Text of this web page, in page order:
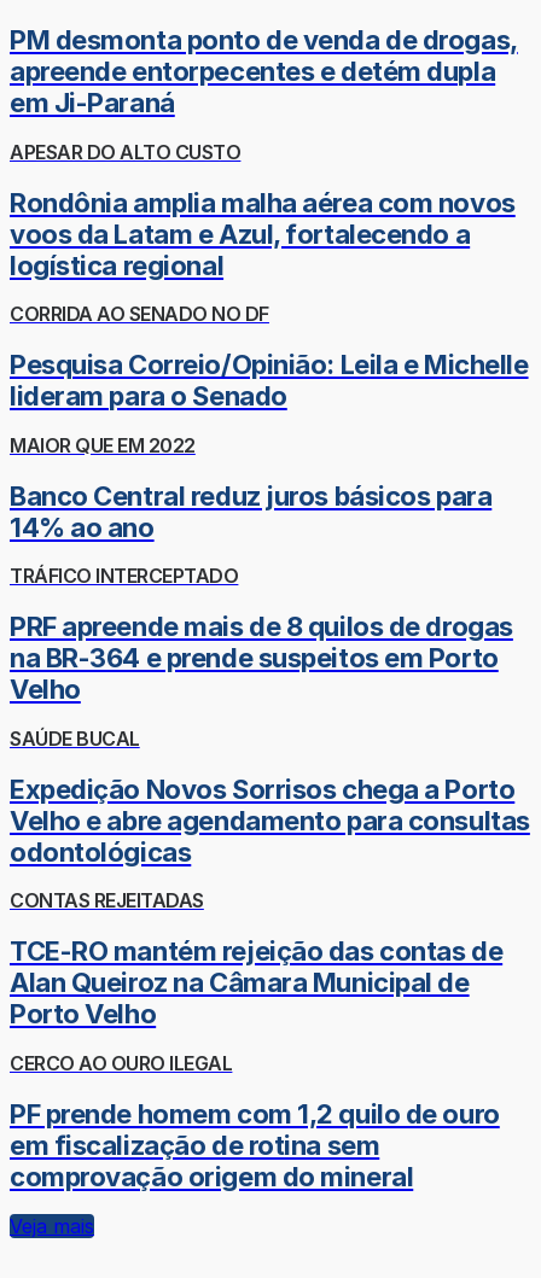
PM desmonta ponto de venda de drogas,
apreende entorpecentes e detém dupla
em Ji-Paraná
APESAR DO ALTO CUSTO
Rondônia amplia malha aérea com novos
voos da Latam e Azul, fortalecendo a
logística regional
CORRIDA AO SENADO NO DF
Pesquisa Correio/Opinião: Leila e Michelle
lideram para o Senado
MAIOR QUE EM 2022
Banco Central reduz juros básicos para
14% ao ano
TRÁFICO INTERCEPTADO
PRF apreende mais de 8 quilos de drogas
na BR-364 e prende suspeitos em Porto
Velho
SAÚDE BUCAL
Expedição Novos Sorrisos chega a Porto
Velho e abre agendamento para consultas
odontológicas
CONTAS REJEITADAS
TCE-RO mantém rejeição das contas de
Alan Queiroz na Câmara Municipal de
Porto Velho
CERCO AO OURO ILEGAL
PF prende homem com 1,2 quilo de ouro
em fiscalização de rotina sem
comprovação origem do mineral
Veja mais